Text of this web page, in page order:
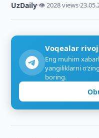
UzDaily·👁 2028 views·
Voqealar
Eng muhim
yangiliklarni
boring.